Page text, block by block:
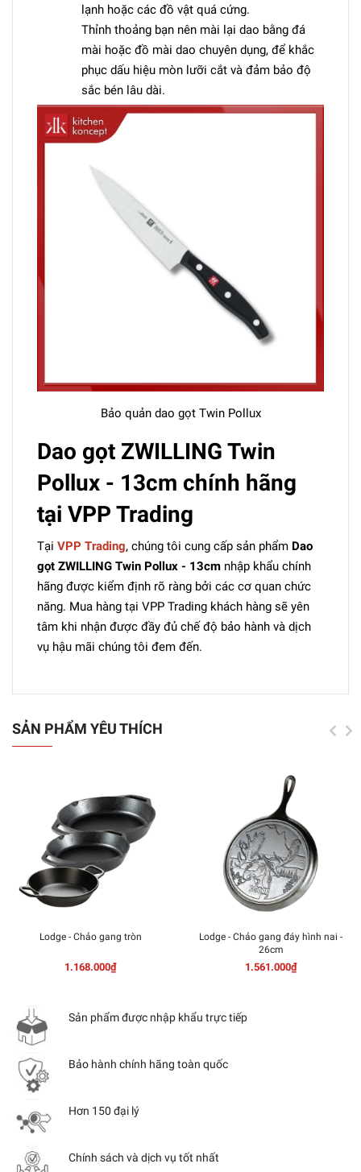
lạnh hoặc các đồ vật quá cứng.
Thỉnh thoảng bạn nên mài lại dao bằng đá
mài hoặc đồ mài dao chuyên dụng, để khắc
phục dấu hiệu mòn lưỡi cắt và đảm bảo độ
sắc bén lâu dài.
Bảo quản dao gọt Twin Pollux
Dao gọt ZWILLING Twin
Pollux - 13cm chính hãng
tại VPP Trading
Tại VPP Trading, chúng tôi cung cấp sản phẩm Dao
gọt ZWILLING Twin Pollux - 13cm nhập khẩu chính
hãng được kiểm định rõ ràng bởi các cơ quan chức
năng. Mua hàng tại VPP Trading khách hàng sẽ yên
tâm khi nhận được đầy đủ chế độ bảo hành và dịch
vụ hậu mãi chúng tôi đem đến.
SẢN PHẨM YÊU THÍCH
Lodge - Chảo gang tròn
1.168.000₫
Lodge - Chảo gang đáy hình nai -
26cm
1.561.000₫
Sản phẩm được nhập khẩu trực tiếp
Bảo hành chính hãng toàn quốc
Hơn 150 đại lý
Chính sách và dịch vụ tốt nhất